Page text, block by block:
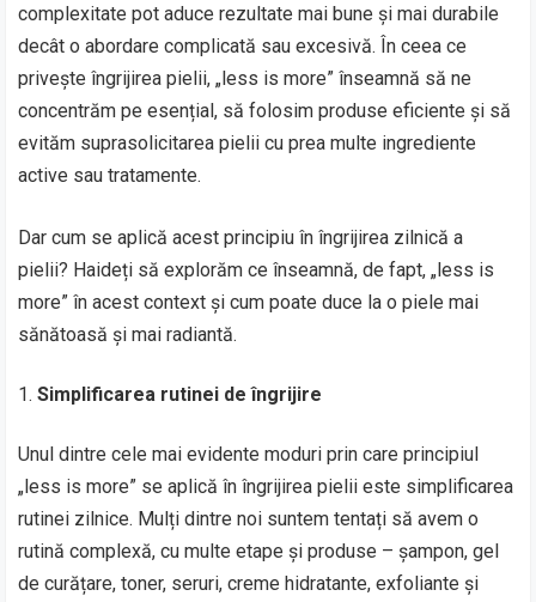
complexitate pot aduce rezultate mai bune și mai durabile
decât o abordare complicată sau excesivă. În ceea ce
privește îngrijirea pielii, „less is more” înseamnă să ne
concentrăm pe esențial, să folosim produse eficiente și să
evităm suprasolicitarea pielii cu prea multe ingrediente
active sau tratamente.
Dar cum se aplică acest principiu în îngrijirea zilnică a
pielii? Haideți să explorăm ce înseamnă, de fapt, „less is
more” în acest context și cum poate duce la o piele mai
sănătoasă și mai radiantă.
Simplificarea rutinei de îngrijire
Unul dintre cele mai evidente moduri prin care principiul
„less is more” se aplică în îngrijirea pielii este simplificarea
rutinei zilnice. Mulți dintre noi suntem tentați să avem o
rutină complexă, cu multe etape și produse – șampon, gel
de curățare, toner, seruri, creme hidratante, exfoliante și